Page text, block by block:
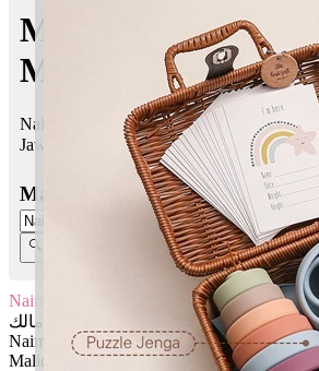
Maksud nama
Maksud Nama
Naim Maliq bermaksud Kesenangan,
Jawi:
نعيم مالك
Masukkan Nama:
Naim Maliq
نعيم مالك
Naim: Kesenangan, kenikmatan
Maliq: Yang memiliki